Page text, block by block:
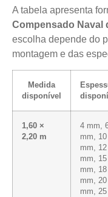
A tabela apresenta
Compensado Naval
escolha depende do
montagem e das
Medida
disponível
1,60 ×
2,20 m
4 mm,
mm, 10
mm, 12
mm, 15
mm, 18
mm, 20
mm,